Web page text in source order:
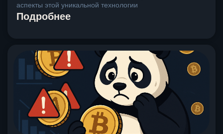
аспекты этой уникальной технологии
Подробнее